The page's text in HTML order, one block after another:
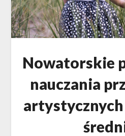
Nowatorskie
nauczania
artystycznych